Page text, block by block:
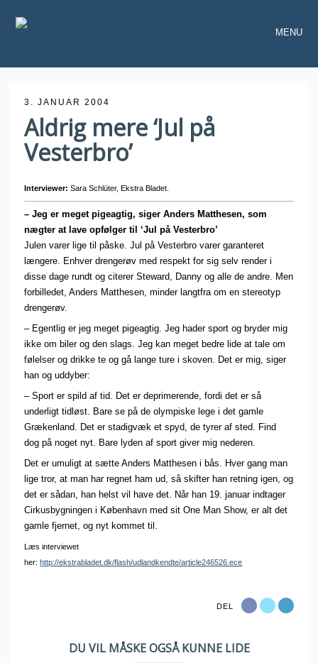
MENU
3. JANUAR 2004
Aldrig mere ‘Jul på
Vesterbro’
Interviewer:Sara Schlüter, Ekstra Bladet.
– Jeg er meget pigeagtig, siger Anders Matthesen, som
nægter at lave opfølger til ‘Jul på Vesterbro’
Julen varer lige til påske. Jul på Vesterbro varer garanteret
længere. Enhver drengerøv med respekt for sig selv render i
disse dage rundt og citerer Steward, Danny og alle de andre. Men
forbilledet, Anders Matthesen, minder langtfra om en stereotyp
drengerøv.
– Egentlig er jeg meget pigeagtig. Jeg hader sport og bryder mig
ikke om biler og den slags. Jeg kan meget bedre lide at tale om
følelser og drikke te og gå lange ture i skoven. Det er mig, siger
han og uddyber:
– Sport er spild af tid. Det er deprimerende, fordi det er så
underligt tidløst. Bare se på de olympiske lege i det gamle
Grækenland. Det er stadigvæk et spyd, de tyrer af sted. Find
dog på noget nyt. Bare lyden af sport giver mig nederen.
Det er umuligt at sætte Anders Matthesen i bås. Hver gang man
lige tror, at man har regnet ham ud, så skifter han retning igen, og
det er sådan, han helst vil have det. Når han 19. januar indtager
Cirkusbygningen i København med sit One Man Show, er alt det
gamle fjernet, og nyt kommet til.
Læs interviewet
her:http://ekstrabladet.dk/flash/udlandkendte/article246526.ece
DEL
DU VIL MÅSKE OGSÅ KUNNE LIDE